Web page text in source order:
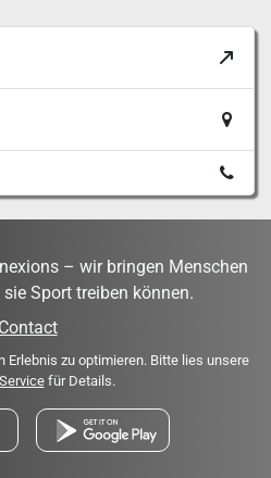
– wir bringen Menschen
Sport treiben können.
Contact
Erlebnis zu optimieren. Bitte lies unsere
für Details.